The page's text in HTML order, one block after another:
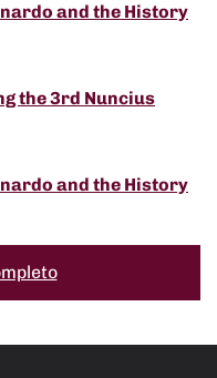
and the History
the 3rd Nuncius
and the History